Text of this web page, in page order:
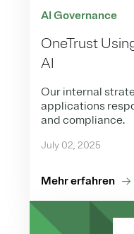
AI Governance
OneTrust
AI
Our internal
applications
and compliance.
July 02, 2025
Mehr erfahren